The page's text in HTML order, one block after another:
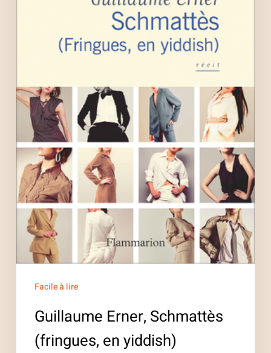
Facile à lire
Guillaume Erner, Schmattès
(fringues, en yiddish)